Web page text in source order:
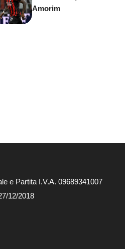
Amorim
e Partita I.V.A. 09689341007
12/2018